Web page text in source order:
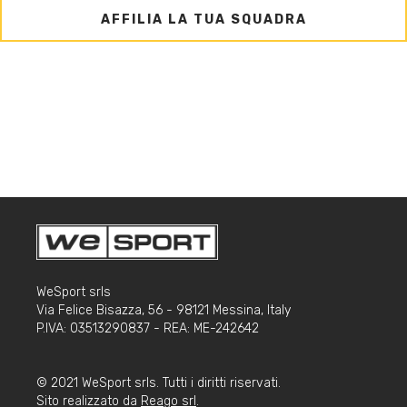
AFFILIA LA TUA SQUADRA
WeSport srls
Via Felice Bisazza, 56 - 98121 Messina, Italy
P.IVA: 03513290837 - REA: ME-242642
© 2021 WeSport srls. Tutti i diritti riservati.
Sito realizzato da Reago srl .